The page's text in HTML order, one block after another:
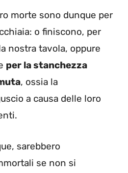
morte sono dunque per
o finiscono, per
nostra tavola, oppure
per la stanchezza
, ossia la
a causa delle loro
sarebbero
se non si